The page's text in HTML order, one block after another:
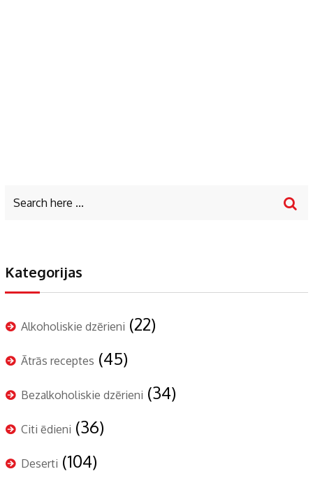
Kategorijas
Alkoholiskie dzērieni (22)
Ātrās receptes (45)
Bezalkoholiskie dzērieni (34)
Citi ēdieni (36)
Deserti (104)